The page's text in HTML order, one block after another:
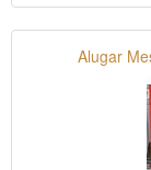
Alugar